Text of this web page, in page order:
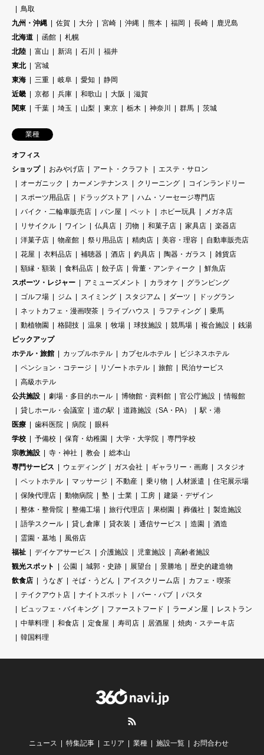
鳥取
九州・沖縄
佐賀 大分 宮崎 沖縄 熊本 福岡 長崎
鹿児島
北海道
函館
札幌
北陸
富山 新潟 石川
福井
東北
宮城
東海
三重 岐阜 愛知
静岡
近畿
京都 兵庫 和歌山 大阪
滋賀
関東
千葉 埼玉 山梨 東京 栃木 神奈川 群馬 茨城
業種
オフィス
ショップ
おみやげ店 アート・クラフト
エステ・サロン
オーガニック
カーメンテナンス クリーニング
コインランドリー
スポーツ用品店
ドラッグストア
ハム・ソーセージ専門店
バイク・二輪車販売店
パン屋 ペット ホビー玩具
メガネ店
リサイクル
ワイン 仏具店 刃物 和菓子店 家具店
楽器店
洋菓子店
物産館 祭り用品店 精肉店 美容・理容
自動車販売店
花屋
衣料品店 補聴器 酒店 釣具店 陶器・ガラス
雑貨店
額縁・額装
食料品店 餃子店 骨董・アンティーク
鮮魚店
スポーツ・レジャー
アミューズメント カラオケ
グランピング
ゴルフ場
ジム スイミング スタジアム ダーツ
ドッグラン
ネットカフェ・漫画喫茶
ライブハウス ラフティング
乗馬
動植物園
格闘技 温泉 牧場 球技施設 競馬場 複合施設
銭湯
ピックアップ
ホテル・旅館
カップルホテル カプセルホテル
ビジネスホテル
ペンション・コテージ
リゾートホテル 旅館
民泊サービス
高級ホテル
公共施設
劇場・多目的ホール 博物館・資料館 官公庁施設
情報館
貸しホール・会議室
道の駅 道路施設（SA・PA）
駅・港
医療
歯科医院 病院
眼科
学校
予備校 保育・幼稚園 大学・大学院
専門学校
宗教施設
寺・神社 教会
総本山
専門サービス
ウェディング ガス会社 ギャラリー・画廊
スタジオ
ペットホテル
マッサージ 不動産 乗り物 人材派遣
住宅展示場
保険代理店
動物病院 塾 士業 工房
建築・デザイン
整体・整骨院
整備工場 旅行代理店 果樹園 葬儀社
製造施設
語学スクール
貸し倉庫 貸衣装 通信サービス 造園
酒造
霊園・墓地
風俗店
福祉
デイケアサービス 介護施設 児童施設
高齢者施設
観光スポット
公園 城郭・史跡 展望台 景勝地
歴史的建造物
飲食店
うなぎ そば・うどん アイスクリーム店
カフェ・喫茶
テイクアウト店
ナイトスポット バー・パブ
パスタ
ビュッフェ・バイキング
ファーストフード ラーメン屋
レストラン
中華料理
和食店 定食屋 寿司店 居酒屋
焼肉・ステーキ店
韓国料理
ニュース 特集記事 エリア 業種 施設一覧 お問合わせ